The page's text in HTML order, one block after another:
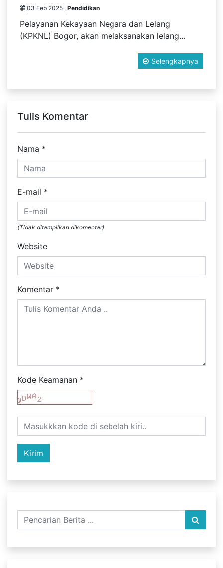
03 Feb 2025 , Pendidikan
Pelayanan Kekayaan Negara dan Lelang
(KPKNL) Bogor, akan melaksanakan lelang…
Selengkapnya
Tulis Komentar
Nama *
E-mail *
(Tidak ditampilkan dikomentar)
Website
Komentar *
Kode Keamanan *